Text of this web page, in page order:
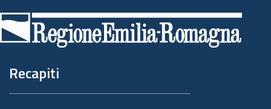
di
pagina
Recapiti